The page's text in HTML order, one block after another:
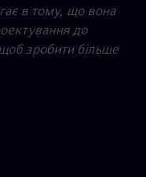
в тому, що вона
до
зробити більше